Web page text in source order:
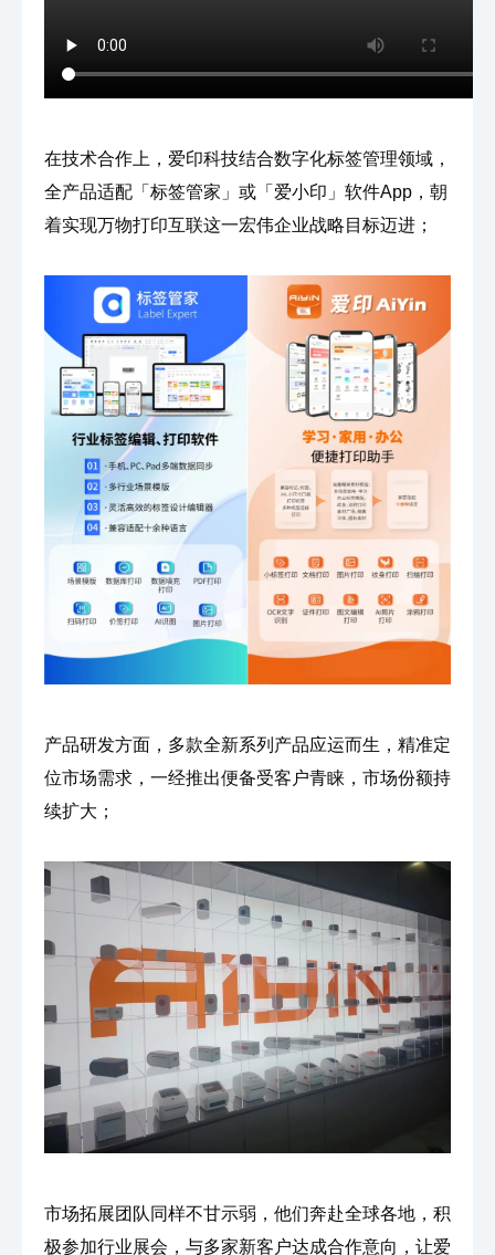
在技术合作上，爱印科技结合数字化标签管理领域，
全产品适配「标签管家」或「爱小印」软件App，朝
着实现万物打印互联这一宏伟企业战略目标迈进；
产品研发方面，多款全新系列产品应运而生，精准定
位市场需求，一经推出便备受客户青睐，市场份额持
续扩大；
市场拓展团队同样不甘示弱，他们奔赴全球各地，积
极参加行业展会，与多家新客户达成合作意向，让爱